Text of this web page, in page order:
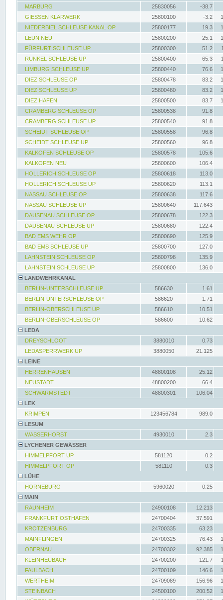
MARBURG
25830056
-38.7
GIESSEN KLÄRWERK
25800100 -3.2
NIEDERBIEL SCHLEUSE KANAL OP
25800177 19.3
LEUN NEU
25800200 25.1
FÜRFURT SCHLEUSE UP
25800300 51.2
RUNKEL SCHLEUSE UP
25800400 65.3
LIMBURG SCHLEUSE UP
25800440 76.6
DIEZ SCHLEUSE OP
25800478 83.2
DIEZ SCHLEUSE UP
25800480 83.2
DIEZ HAFEN
25800500 83.7
CRAMBERG SCHLEUSE OP
25800538
91.8
CRAMBERG SCHLEUSE UP
25800540
91.8
SCHEIDT SCHLEUSE OP
25800558
96.8
SCHEIDT SCHLEUSE UP
25800560
96.8
KALKOFEN SCHLEUSE OP
25800578
105.6
KALKOFEN NEU
25800600
106.4
HOLLERICH SCHLEUSE OP
25800618
113.0
HOLLERICH SCHLEUSE UP
25800620
113.1
NASSAU SCHLEUSE OP
25800638
117.6
NASSAU SCHLEUSE UP
25800640
117.643
DAUSENAU SCHLEUSE OP
25800678
122.3
DAUSENAU SCHLEUSE UP
25800680
122.4
BAD EMS WEHR OP
25800690
125.9
BAD EMS SCHLEUSE UP
25800700
127.0
LAHNSTEIN SCHLEUSE OP
25800798
135.9
LAHNSTEIN SCHLEUSE UP
25800800
136.0
LANDWEHRKANAL
BERLIN-UNTERSCHLEUSE UP
586630
1.61
BERLIN-UNTERSCHLEUSE OP
586620
1.71
BERLIN-OBERSCHLEUSE UP
586610
10.51
BERLIN-OBERSCHLEUSE OP
586600
10.62
LEDA
DREYSCHLOOT
3880010
0.73
LEDASPERRWERK UP
3880050
21.125
LEINE
HERRENHAUSEN
48800108
25.12
NEUSTADT
48800200
66.4
SCHWARMSTEDT
48800301
106.04
LEK
KRIMPEN
123456784
989.0
LESUM
WASSERHORST
4930010
2.3
LYCHENER GEWÄSSER
HIMMELPFORT UP
581120
0.2
HIMMELPFORT OP
581110
0.3
LÜHE
HORNEBURG
5960020
0.25
MAIN
RAUNHEIM
24900108
12.213
FRANKFURT OSTHAFEN
24700404
37.591
KROTZENBURG
24700335
63.23
MAINFLINGEN
24700325 76.43
OBERNAU
24700302 92.385
KLEINHEUBACH
24700200 121.7
FAULBACH
24700109 146.6
WERTHEIM
24709089 156.96
STEINBACH
24500100 200.52